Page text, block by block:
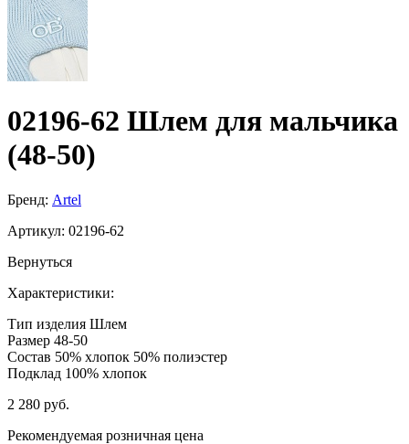
02196-62 Шлем для мальчика
(48-50)
Бренд: Artel
Артикул: 02196-62
Вернуться
Характеристики:
Тип изделия Шлем
Размер 48-50
Состав 50% хлопок 50% полиэстер
Подклад 100% хлопок
2 280 руб.
Рекомендуемая розничная цена